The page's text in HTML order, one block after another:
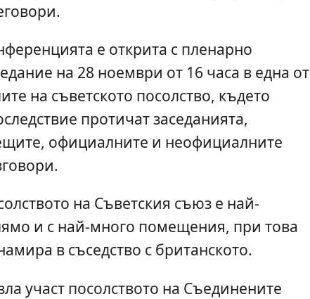
е открита с пленарно
на 28 ноември от 16 часа в една от
на съветското посолство, където
протичат заседанията,
официалните и неофициалните
на Съветския съюз е най-
и с най-много помещения, при това
в съседство с британското.
участ посолството на Съединените